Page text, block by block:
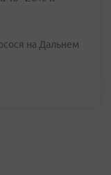
на Дальнем